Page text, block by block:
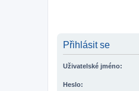
Přihlásit se
Uživatelské jméno:
Heslo: